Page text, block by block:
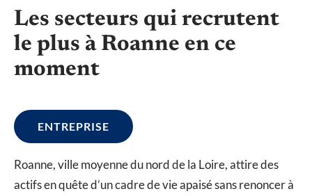
Les secteurs qui recrutent
le plus à Roanne en ce
moment
ENTREPRISE
Roanne, ville moyenne du nord de la Loire, attire des
actifs en quête d’un cadre de vie apaisé sans renoncer à